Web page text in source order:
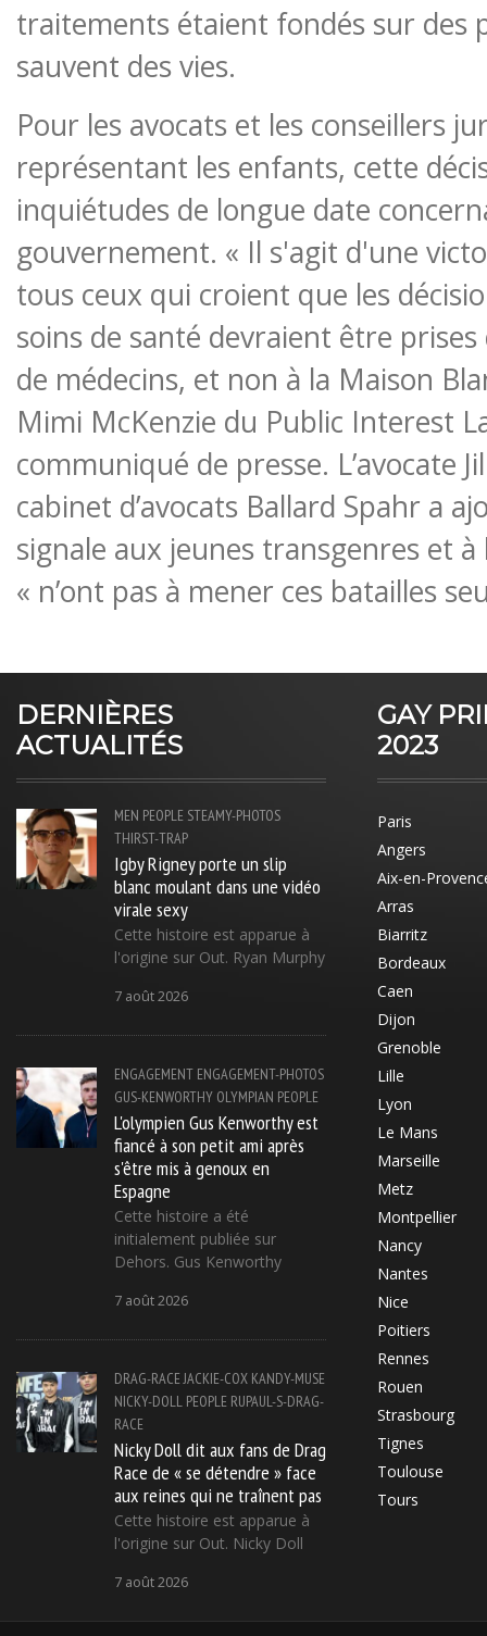
traitements étaient fondés sur des
sauvent des vies.
Pour les avocats et les conseillers
représentant les enfants, cette
inquiétudes de longue date
gouvernement. « Il s'agit d'une
tous ceux qui croient que les
soins de santé devraient être prises
de médecins, et non à la Maison
Mimi McKenzie du Public Interest
communiqué de presse. L’avocate
cabinet d’avocats Ballard Spahr a
signale aux jeunes transgenres et à
« n’ont pas à mener ces batailles
DERNIÈRES
ACTUALITÉS
MEN PEOPLE STEAMY-PHOTOS
THIRST-TRAP
Igby Rigney porte un slip
blanc moulant dans une vidéo
virale sexy
Cette histoire est apparue à
l'origine sur Out. Ryan Murphy
7 août 2026
ENGAGEMENT ENGAGEMENT-PHOTOS
GUS-KENWORTHY OLYMPIAN PEOPLE
L'olympien Gus Kenworthy est
fiancé à son petit ami après
s'être mis à genoux en
Espagne
Cette histoire a été
initialement publiée sur
Dehors. Gus Kenworthy
7 août 2026
DRAG-RACE JACKIE-COX KANDY-MUSE
NICKY-DOLL PEOPLE RUPAUL-S-DRAG-
RACE
Nicky Doll dit aux fans de Drag
Race de « se détendre » face
aux reines qui ne traînent pas
Cette histoire est apparue à
l'origine sur Out. Nicky Doll
7 août 2026
GAY
2023
Paris
Angers
Aix-en-
Arras
Biarritz
Bordeaux
Caen
Dijon
Grenoble
Lille
Lyon
Le Mans
Marseille
Metz
Montpellier
Nancy
Nantes
Nice
Poitiers
Rennes
Rouen
Strasbourg
Tignes
Toulouse
Tours